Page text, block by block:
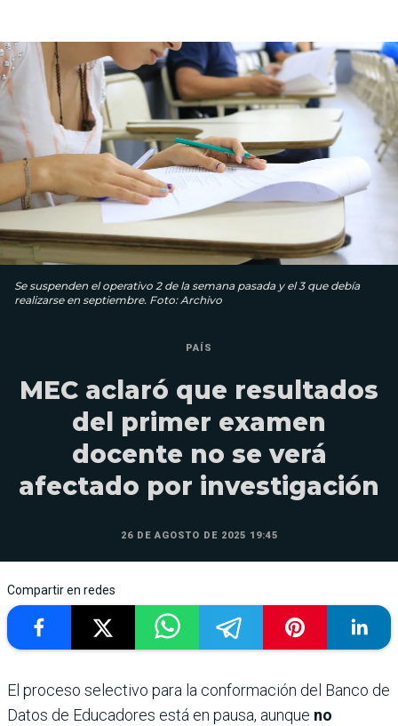
Se suspenden el operativo 2 de la semana pasada y el 3 que debía
realizarse en septiembre. Foto: Archivo
PAÍS
MEC aclaró que resultados
del primer examen
docente no se verá
afectado por investigación
26 DE AGOSTO DE 2025 19:45
Compartir en redes
El proceso selectivo para la conformación del Banco de
Datos de Educadores está en pausa, aunque no